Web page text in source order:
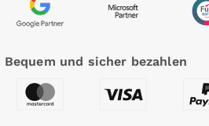
Bequem und sicher bezahlen